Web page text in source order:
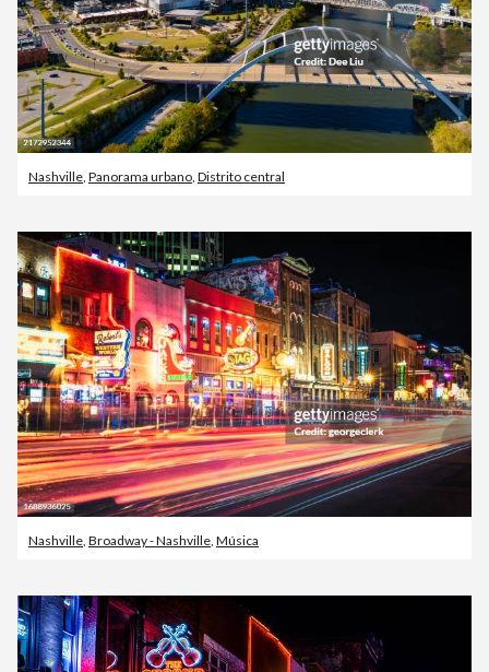
Nashville Panorama urbano Distrito central
Nashville Broadway - Nashville Música